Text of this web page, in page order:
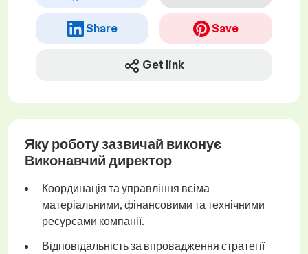
Share Save
Get link
Яку роботу зазвичай виконує
Виконавчий директор
Координація та управління всіма
матеріальними, фінансовими та технічними
ресурсами компанії.
Відповідальність за впровадження стратегії